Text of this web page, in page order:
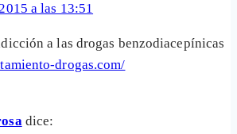
a las 13:51
a las drogas benzodiacepínicas
drogas.com/
dice: